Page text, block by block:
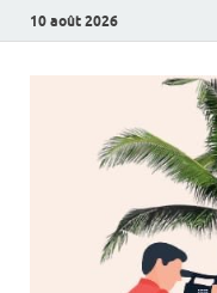
10 août 2026